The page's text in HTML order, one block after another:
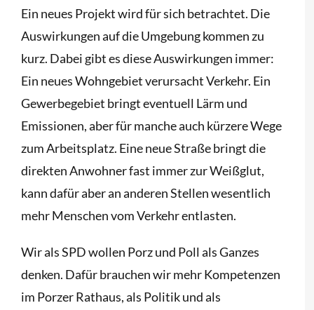
Ein neues Projekt wird für sich betrachtet. Die
Auswirkungen auf die Umgebung kommen zu
kurz. Dabei gibt es diese Auswirkungen immer:
Ein neues Wohngebiet verursacht Verkehr. Ein
Gewerbegebiet bringt eventuell Lärm und
Emissionen, aber für manche auch kürzere Wege
zum Arbeitsplatz. Eine neue Straße bringt die
direkten Anwohner fast immer zur Weißglut,
kann dafür aber an anderen Stellen wesentlich
mehr Menschen vom Verkehr entlasten.
Wir als SPD wollen Porz und Poll als Ganzes
denken. Dafür brauchen wir mehr Kompetenzen
im Porzer Rathaus, als Politik und als